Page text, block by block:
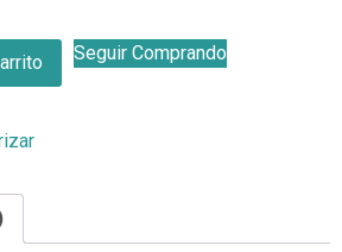
Seguir Comprando